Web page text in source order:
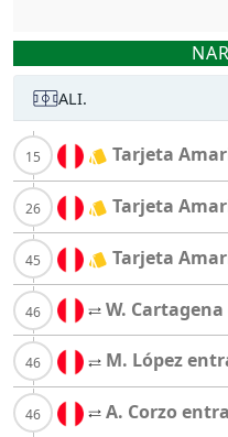
ALI.
Tarjeta
Tarjeta
Tarjeta
W.
M. López
A. Corzo